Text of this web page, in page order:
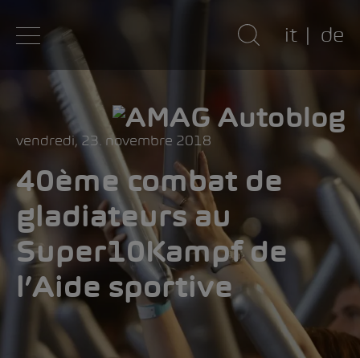
it de
vendredi, 23. novembre 2018
40ème combat de
gladiateurs au
Super10Kampf de
l’Aide sportive